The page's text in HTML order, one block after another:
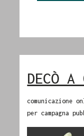
DECÒ A
per campagna